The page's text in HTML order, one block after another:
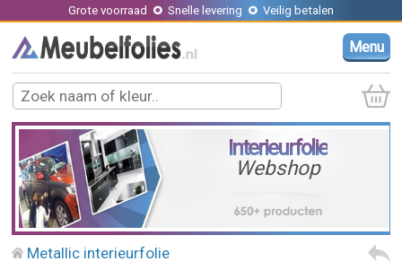
Grote voorraad Snelle levering Veilig betalen
Menu
Interieurfolie
Webshop
Metallic interieurfolie